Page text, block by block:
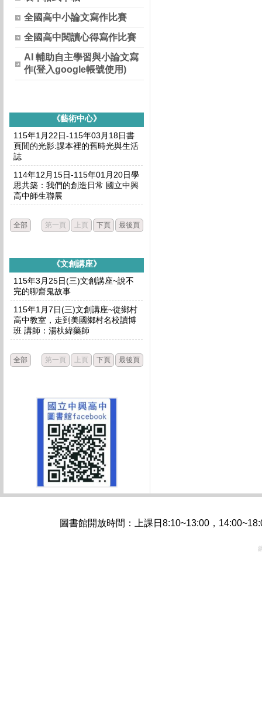
全國高中小論文寫作比賽
全國高中閱讀心得寫作比賽
AI 輔助自主學習與小論文寫
作(登入google帳號使用)
《藝術中心》
115年1月22日-115年03月18日書
頁間的光影:課本裡的舊時光與生活
誌
114年12月15日-115年01月20日學
思共築：我們的創造日常 國立中興
高中師生聯展
全部 第一頁 上頁 下頁 最後頁
《文創講座》
115年3月25日(三)文創講座~說不
完的聊齋鬼故事
115年1月7日(三)文創講座~從鄉村
高中教室，走到美國鄉村名校讀博
班 講師：湯杕緯藥師
全部 第一頁 上頁 下頁 最後頁
圖書館開放時間：上課日8:10~13:00，